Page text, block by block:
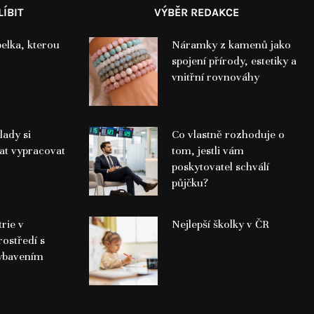
kterou
si
vypracovat
v
s
VÝBĚR REDAKCE
Náramky z kamenů jako
spojení přírody, estetiky a
vnitřní rovnováhy
Co vlastně rozhoduje o
tom, jestli vám
poskytovatel schválí
půjčku?
Nejlepší školky v ČR